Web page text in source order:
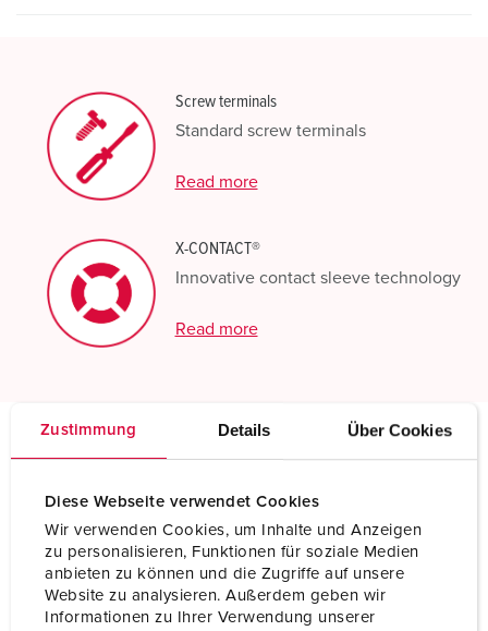
Zustimmung Details Über Cookies
Diese Webseite verwendet Cookies
Wir verwenden Cookies, um Inhalte und Anzeigen
zu personalisieren, Funktionen für soziale Medien
anbieten zu können und die Zugriffe auf unsere
Website zu analysieren. Außerdem geben wir
Informationen zu Ihrer Verwendung unserer
Screw terminals
Standard screw terminals
Read more
X-CONTACT®
Innovative contact sleeve technology
Read more
Poles